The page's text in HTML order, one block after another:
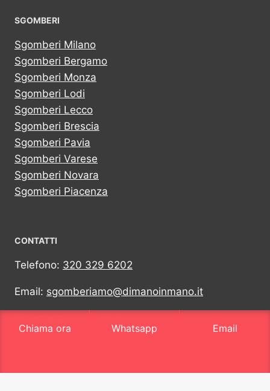
SGOMBERI
Sgomberi Milano
Sgomberi Bergamo
Sgomberi Monza
Sgomberi Lodi
Sgomberi Lecco
Sgomberi Brescia
Sgomberi Pavia
Sgomberi Varese
Sgomberi Novara
Sgomberi Piacenza
CONTATTI
Telefono: 320 329 6202
Email: sgomberiamo@dimanoinmano.it
Chiama ora
Whatsapp Email